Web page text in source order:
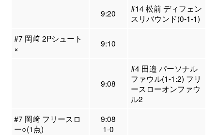
9:20
#14 松前 ディフェン
スリバウンド(0-1-1)
#7 岡﨑 2Pシュート
×
9:10
9:08
#4 田邉 パーソナル
ファウル(1-1:2) フリ
ースローオンファウ
ル2
#7 岡﨑 フリースロ
ー○(1点)
9:08
1-0